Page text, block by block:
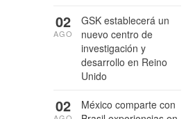
GSK establecerá un
nuevo centro de
investigación y
desarrollo en Reino
Unido
02
AGO
México comparte con
02